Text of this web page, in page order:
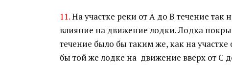
11.На участке реки от А до В течение так
влияние на движение лодки. Лодка
течение было бы таким же, как на участке
бы той же лодке на движение вверх от С